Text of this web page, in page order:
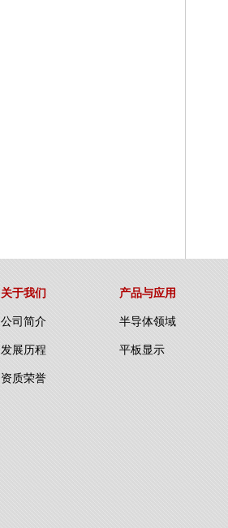
关于我们
公司简介
发展历程
资质荣誉
产品与应用
半导体领域
平板显示